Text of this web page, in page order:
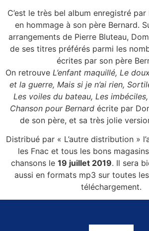
C’est le très bel album enregistré
en hommage à son père Bernard.
arrangements de Pierre Bluteau,
de ses titres préférés parmi les
écrites par son père
On retrouve L’enfant maquillé, Le
et la guerre, Mais si je n’ai rien,
Les voiles du bateau, Les
Chanson pour Bernard écrite par
de son père, et sa très jolie
Distribué par « L’autre distribution »
les Fnac et tous les bons
chansons le 19 juillet 2019. Il sera
aussi en formats mp3 sur toutes
téléchargement.